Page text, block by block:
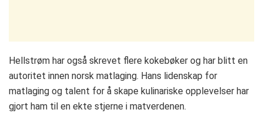
Hellstrøm har også skrevet flere kokebøker og har blitt en
autoritet innen norsk matlaging. Hans lidenskap for
matlaging og talent for å skape kulinariske opplevelser har
gjort ham til en ekte stjerne i matverdenen.